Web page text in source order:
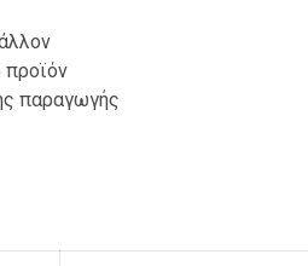
προϊόν
παραγωγής